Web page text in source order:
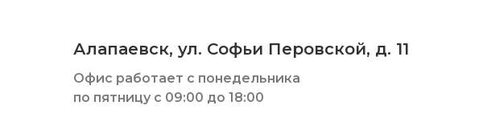
Алапаевск, ул. Софьи Перовской, д. 11
Офис работает с понедельника
по пятницу с 09:00 до 18:00